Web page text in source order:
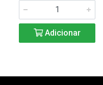
Adicionar